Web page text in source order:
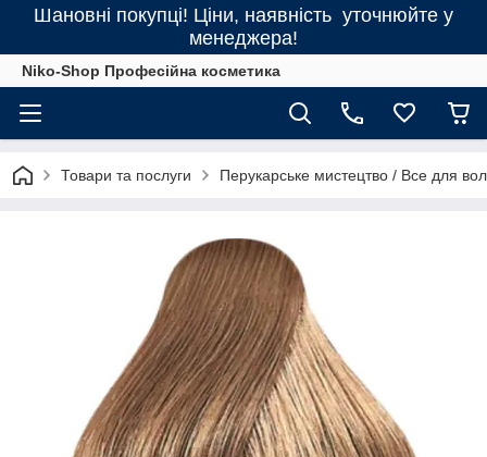
Шановні покупці! Ціни, наявність уточнюйте у
менеджера!
Niko-Shop Професійна косметика
Товари та послуги Перукарське мистецтво / Все для